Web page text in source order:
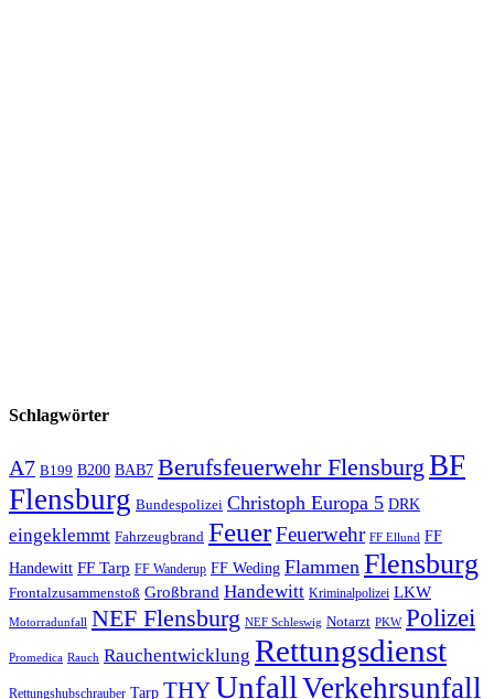
Schlagwörter
A7 B199 B200 BAB7 Berufsfeuerwehr Flensburg BF
Flensburg Bundespolizei Christoph Europa 5 DRK
eingeklemmt Fahrzeugbrand FeuerFeuerwehr FF Ellund FF
Handewitt FF Tarp FF Wanderup FF Weding Flammen Flensburg
Frontalzusammenstoß Großbrand Handewitt Kriminalpolizei LKW
Motorradunfall NEF Flensburg NEF Schleswig Notarzt PKW Polizei
Promedica Rauch Rauchentwicklung Rettungsdienst
Rettungshubschrauber Tarp THYUnfall Verkehrsunfall